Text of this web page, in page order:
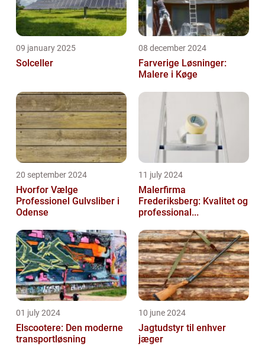
09 january 2025
Solceller
08 december 2024
Farverige Løsninger:
Malere i Køge
20 september 2024
Hvorfor Vælge
Professionel Gulvsliber i
Odense
11 july 2024
Malerfirma
Frederiksberg: Kvalitet og
professional...
01 july 2024
Elscootere: Den moderne
transportløsning
10 june 2024
Jagtudstyr til enhver
jæger